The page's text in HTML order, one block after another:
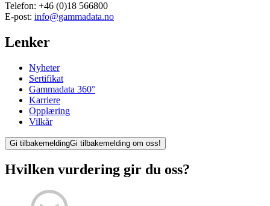
Telefon: +46 (0)18 566800
E-post: info@gammadata.no
Lenker
Nyheter
Sertifikat
Gammadata 360°
Karriere
Opplæring
Vilkår
Gi tilbakemeldingGi tilbakemelding om oss!
Hvilken vurdering gir du oss?